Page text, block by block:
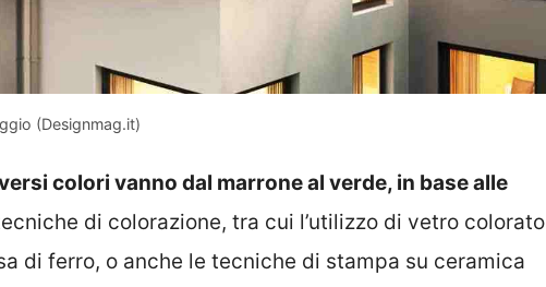
(Designmag.it)
colori vanno dal marrone al verde, in base alle
di colorazione, tra cui l’utilizzo di vetro colorato
di ferro, o anche le tecniche di stampa su ceramica